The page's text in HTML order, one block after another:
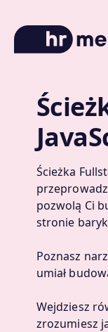
O platformie
Ścieżki kariery
Oferty pracy
Blog
Zniżki na kursy
Ścieżka
pozwolą Ci
stronie
Poznasz
umiał
Wejdziesz
zrozumiesz